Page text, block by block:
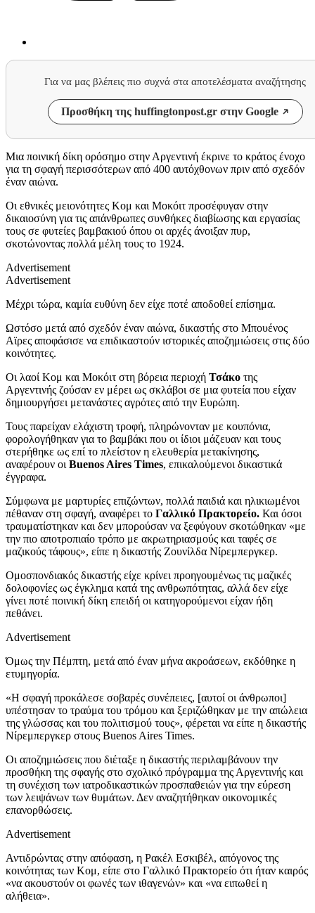
Για να μας βλέπεις πιο συχνά στα αποτελέσματα αναζήτησης
Προσθήκη της huffingtonpost.gr στην Google
Μια ποινική δίκη ορόσημο στην Αργεντινή έκρινε το κράτος ένοχο
για τη σφαγή περισσότερων από 400 αυτόχθονων πριν από σχεδόν
έναν αιώνα.
Οι εθνικές μειονότητες Κομ και Μοκόιτ προσέφυγαν στην
δικαιοσύνη για τις απάνθρωπες συνθήκες διαβίωσης και εργασίας
τους σε φυτείες βαμβακιού όπου οι αρχές άνοιξαν πυρ,
σκοτώνοντας πολλά μέλη τους το 1924.
Advertisement
Advertisement
Μέχρι τώρα, καμία ευθύνη δεν είχε ποτέ αποδοθεί επίσημα.
Ωστόσο μετά από σχεδόν έναν αιώνα, δικαστής στο Μπουένος
Αϊρες αποφάσισε να επιδικαστούν ιστορικές αποζημιώσεις στις δύο
κοινότητες.
Οι λαοί Κομ και Mοκόιτ στη βόρεια περιοχή Τσάκο της
Αργεντινής ζούσαν εν μέρει ως σκλάβοι σε μια φυτεία που είχαν
δημιουργήσει μετανάστες αγρότες από την Ευρώπη.
Τους παρείχαν ελάχιστη τροφή, πληρώνονταν με κουπόνια,
φορολογήθηκαν για το βαμβάκι που οι ίδιοι μάζευαν και τους
στερήθηκε ως επί το πλείστον η ελευθερία μετακίνησης,
αναφέρουν οι Buenos Aires Times, επικαλούμενοι δικαστικά
έγγραφα.
Σύμφωνα με μαρτυρίες επιζώντων, πολλά παιδιά και ηλικιωμένοι
πέθαναν στη σφαγή, αναφέρει το Γαλλικό Πρακτορείο. Και όσοι
τραυματίστηκαν και δεν μπορούσαν να ξεφύγουν σκοτώθηκαν «με
την πιο αποτροπιαίο τρόπο με ακρωτηριασμούς και ταφές σε
μαζικούς τάφους», είπε η δικαστής Ζουνίλδα Νίρεμπεργκερ.
Ομοσπονδιακός δικαστής είχε κρίνει προηγουμένως τις μαζικές
δολοφονίες ως έγκλημα κατά της ανθρωπότητας, αλλά δεν είχε
γίνει ποτέ ποινική δίκη επειδή οι κατηγορούμενοι είχαν ήδη
πεθάνει.
Advertisement
Όμως την Πέμπτη, μετά από έναν μήνα ακροάσεων, εκδόθηκε η
ετυμηγορία.
«Η σφαγή προκάλεσε σοβαρές συνέπειες, [αυτοί οι άνθρωποι]
υπέστησαν το τραύμα του τρόμου και ξεριζώθηκαν με την απώλεια
της γλώσσας και του πολιτισμού τους», φέρεται να είπε η δικαστής
Νίρεμπεργκερ στους Buenos Aires Times.
Οι αποζημιώσεις που διέταξε η δικαστής περιλαμβάνουν την
προσθήκη της σφαγής στο σχολικό πρόγραμμα της Αργεντινής και
τη συνέχιση των ιατροδικαστικών προσπαθειών για την εύρεση
των λειψάνων των θυμάτων. Δεν αναζητήθηκαν οικονομικές
επανορθώσεις.
Advertisement
Αντιδρώντας στην απόφαση, η Ρακέλ Εσκιβέλ, απόγονος της
κοινότητας των Κομ, είπε στο Γαλλικό Πρακτορείο ότι ήταν καιρός
«να ακουστούν οι φωνές των ιθαγενών» και «να ειπωθεί η
αλήθεια».